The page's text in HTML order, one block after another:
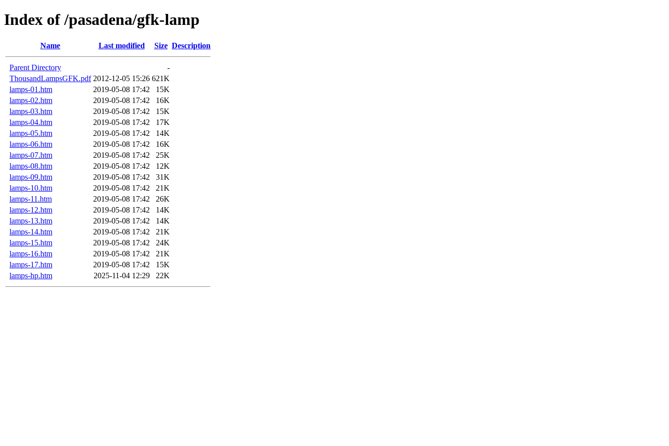
Index of /pasadena/gfk-lamp
Name Last modified Size Description
Parent Directory
-
ThousandLampsGFK.pdf 2012-12-05 15:26 621K
lamps-01.htm
2019-05-08 17:42
15K
lamps-02.htm
2019-05-08 17:42
16K
lamps-03.htm
2019-05-08 17:42
15K
lamps-04.htm
2019-05-08 17:42
17K
lamps-05.htm
2019-05-08 17:42
14K
lamps-06.htm
2019-05-08 17:42
16K
lamps-07.htm
2019-05-08 17:42
25K
lamps-08.htm
2019-05-08 17:42
12K
lamps-09.htm
2019-05-08 17:42
31K
lamps-10.htm
2019-05-08 17:42
21K
lamps-11.htm
2019-05-08 17:42
26K
lamps-12.htm
2019-05-08 17:42
14K
lamps-13.htm
2019-05-08 17:42
14K
lamps-14.htm
2019-05-08 17:42
21K
lamps-15.htm
2019-05-08 17:42
24K
lamps-16.htm
2019-05-08 17:42
21K
lamps-17.htm
2019-05-08 17:42
15K
lamps-hp.htm
2025-11-04 12:29 22K